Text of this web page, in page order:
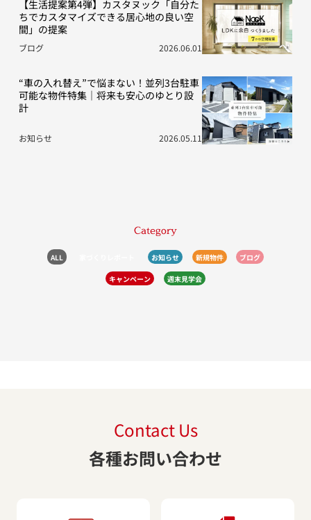
【生活提案第4弾】カスタヌック「自分た
ちでカスタマイズできる居心地の良い空
間」の提案
ブログ 2026.06.01
“車の入れ替え”で悩まない！並列3台駐車
可能な物件特集｜将来も安心のゆとり設
計
お知らせ 2026.05.11
Category
ALL お知らせ 新規物件 ブログ
キャンペーン 週末見学会
Contact Us
各種お問い合わせ